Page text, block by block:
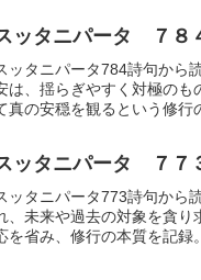
ッタニパータ ７８
ッタニパータ784詩句から
は、揺らぎやすく対極のも
真の安穏を観るという修行
ッタニパータ ７７
ッタニパータ773詩句から
、未来や過去の対象を貪り
を省み、修行の本質を記録。